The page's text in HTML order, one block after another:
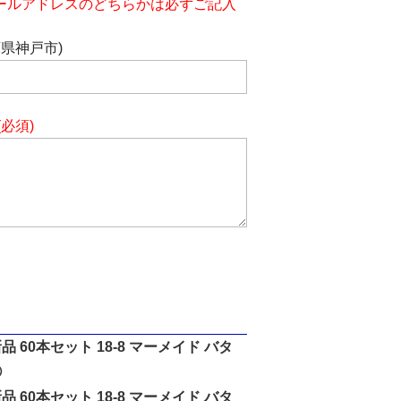
アドレスのどちらかは必ずご記入
神戸市)
須)
60本セット 18-8 マーメイド バタ
60本セット 18-8 マーメイド バタ